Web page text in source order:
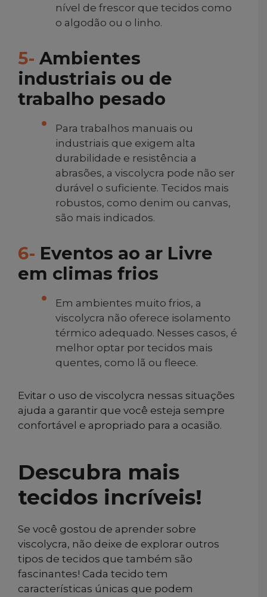
nível de frescor que tecidos como
o algodão ou o linho.
5- Ambientes
industriais ou de
trabalho pesado
Para trabalhos manuais ou
industriais que exigem alta
durabilidade e resistência a
abrasões, a viscolycra pode não ser
durável o suficiente. Tecidos mais
robustos, como denim ou canvas,
são mais indicados.
6- Eventos ao ar Livre
em climas frios
Em ambientes muito frios, a
viscolycra não oferece isolamento
térmico adequado. Nesses casos, é
melhor optar por tecidos mais
quentes, como lã ou fleece.
Evitar o uso de viscolycra nessas situações
ajuda a garantir que você esteja sempre
confortável e apropriado para a ocasião.
Descubra mais
tecidos incríveis!
Se você gostou de aprender sobre
viscolycra, não deixe de explorar outros
tipos de tecidos que também são
fascinantes! Cada tecido tem
características únicas que podem